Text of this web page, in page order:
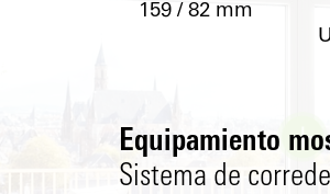
159 / 82 mm
Equipamiento
Sistema de